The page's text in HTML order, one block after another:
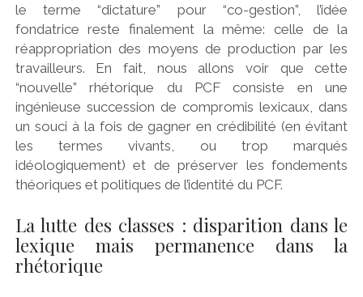
le terme “dictature” pour “co-gestion”, l’idée
fondatrice reste finalement la même: celle de la
réappropriation des moyens de production par les
travailleurs. En fait, nous allons voir que cette
“nouvelle” rhétorique du PCF consiste en une
ingénieuse succession de compromis lexicaux, dans
un souci à la fois de gagner en crédibilité (en évitant
les termes vivants, ou trop marqués
idéologiquement) et de préserver les fondements
théoriques et politiques de l’identité du PCF.
La lutte des classes : disparition dans le
lexique mais permanence dans la
rhétorique